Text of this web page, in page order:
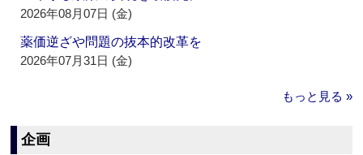
2026年08月07日 (金)
薬価逆ざや問題の抜本的改革を
2026年07月31日 (金)
もっと見る »
企画